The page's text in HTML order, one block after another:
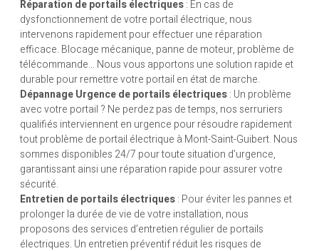
Réparation de portails électriques: En cas de
dysfonctionnement de votre portail électrique, nous
intervenons rapidement pour effectuer une réparation
efficace. Blocage mécanique, panne de moteur, problème de
télécommande… Nous vous apportons une solution rapide et
durable pour remettre votre portail en état de marche.
Dépannage Urgence de portails électriques: Un problème
avec votre portail ? Ne perdez pas de temps, nos serruriers
qualifiés interviennent en urgence pour résoudre rapidement
tout problème de portail électrique à Mont-Saint-Guibert. Nous
sommes disponibles 24/7 pour toute situation d’urgence,
garantissant ainsi une réparation rapide pour assurer votre
sécurité.
Entretien de portails électriques: Pour éviter les pannes et
prolonger la durée de vie de votre installation, nous
proposons des services d’entretien régulier de portails
électriques. Un entretien préventif réduit les risques de